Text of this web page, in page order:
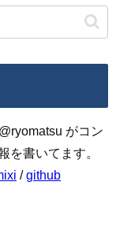
がコン
を書いてます。
/github